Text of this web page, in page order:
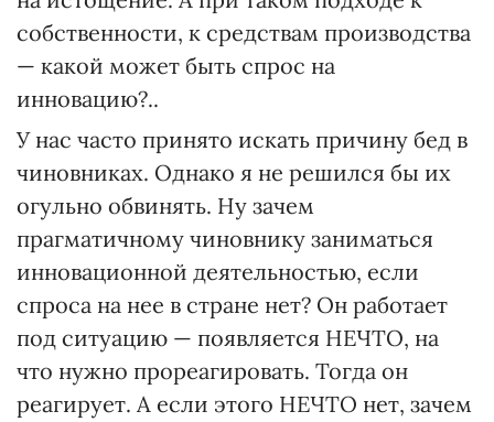
собственности, к средствам производства
— какой может быть спрос на
инновацию?..
У нас часто принято искать причину бед в
чиновниках. Однако я не решился бы их
огульно обвинять. Ну зачем
прагматичному чиновнику заниматься
инновационной деятельностью, если
спроса на нее в стране нет? Он работает
под ситуацию — появляется НЕЧТО, на
что нужно прореагировать. Тогда он
реагирует. А если этого НЕЧТО нет, зачем